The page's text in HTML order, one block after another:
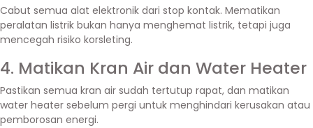
Cabut semua alat elektronik dari stop kontak. Mematikan
peralatan listrik bukan hanya menghemat listrik, tetapi juga
mencegah risiko korsleting.
4. Matikan Kran Air dan Water Heater
Pastikan semua kran air sudah tertutup rapat, dan matikan
water heater sebelum pergi untuk menghindari kerusakan atau
pemborosan energi.